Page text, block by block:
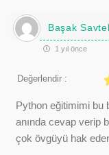
Başak
1 yıl önce
Değerlendir :
Python eğitimimi bu
anında cevap verip
çok övgüyü hak